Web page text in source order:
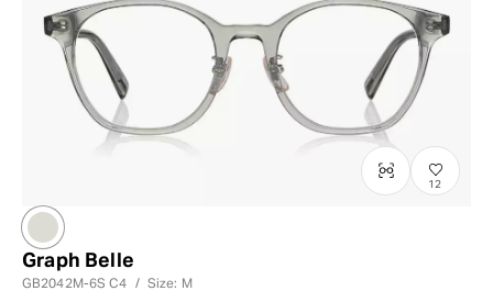
12
Graph Belle
GB2042M-6SC4 / Size: M